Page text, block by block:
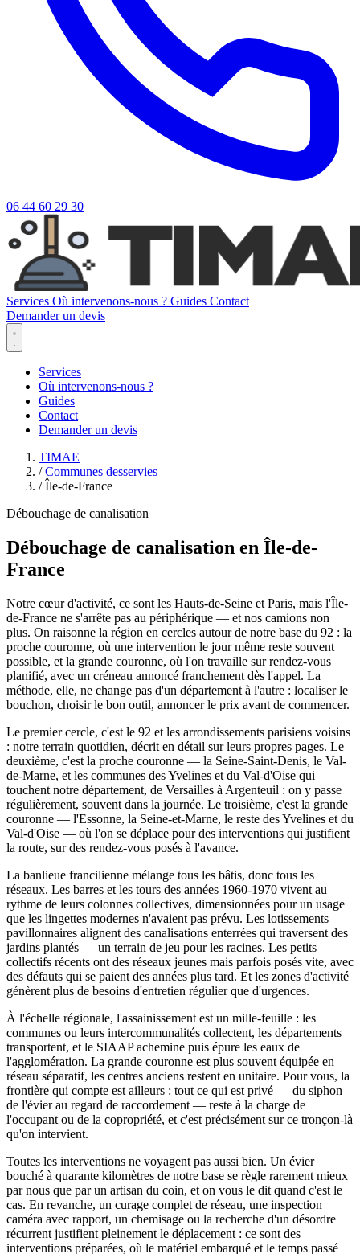
06 44 60 29 30
Services Où intervenons-nous ? Guides Contact
Demander un devis
Services
Où intervenons-nous ?
Guides
Contact
Demander un devis
TIMAE
/ Communes desservies
/ Île-de-France
Débouchage de canalisation
Débouchage de canalisation en Île-de-
France
Notre cœur d'activité, ce sont les Hauts-de-Seine et Paris, mais l'Île-
de-France ne s'arrête pas au périphérique — et nos camions non
plus. On raisonne la région en cercles autour de notre base du 92 : la
proche couronne, où une intervention le jour même reste souvent
possible, et la grande couronne, où l'on travaille sur rendez-vous
planifié, avec un créneau annoncé franchement dès l'appel. La
méthode, elle, ne change pas d'un département à l'autre : localiser le
bouchon, choisir le bon outil, annoncer le prix avant de commencer.
Le premier cercle, c'est le 92 et les arrondissements parisiens voisins
: notre terrain quotidien, décrit en détail sur leurs propres pages. Le
deuxième, c'est la proche couronne — la Seine-Saint-Denis, le Val-
de-Marne, et les communes des Yvelines et du Val-d'Oise qui
touchent notre département, de Versailles à Argenteuil : on y passe
régulièrement, souvent dans la journée. Le troisième, c'est la grande
couronne — l'Essonne, la Seine-et-Marne, le reste des Yvelines et du
Val-d'Oise — où l'on se déplace pour des interventions qui justifient
la route, sur des rendez-vous posés à l'avance.
La banlieue francilienne mélange tous les bâtis, donc tous les
réseaux. Les barres et les tours des années 1960-1970 vivent au
rythme de leurs colonnes collectives, dimensionnées pour un usage
que les lingettes modernes n'avaient pas prévu. Les lotissements
pavillonnaires alignent des canalisations enterrées qui traversent des
jardins plantés — un terrain de jeu pour les racines. Les petits
collectifs récents ont des réseaux jeunes mais parfois posés vite, avec
des défauts qui se paient des années plus tard. Et les zones d'activité
génèrent plus de besoins d'entretien régulier que d'urgences.
À l'échelle régionale, l'assainissement est un mille-feuille : les
communes ou leurs intercommunalités collectent, les départements
transportent, et le SIAAP achemine puis épure les eaux de
l'agglomération. La grande couronne est plus souvent équipée en
réseau séparatif, les centres anciens restent en unitaire. Pour vous, la
frontière qui compte est ailleurs : tout ce qui est privé — du siphon
de l'évier au regard de raccordement — reste à la charge de
l'occupant ou de la copropriété, et c'est précisément sur ce tronçon-là
qu'on intervient.
Toutes les interventions ne voyagent pas aussi bien. Un évier
bouché à quarante kilomètres de notre base se règle rarement mieux
par nous que par un artisan du coin, et on vous le dit quand c'est le
cas. En revanche, un curage complet de réseau, une inspection
caméra avec rapport, un chemisage ou la recherche d'un désordre
récurrent justifient pleinement le déplacement : ce sont des
interventions préparées, où le matériel embarqué et le temps passé